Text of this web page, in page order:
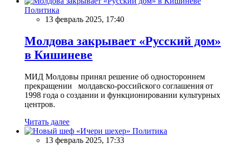
Политика
13 февраль 2025, 17:40
Молдова закрывает «Русский дом»
в Кишиневе
МИД Молдовы принял решение об одностороннем
прекращении молдавско-российского соглашения от
1998 года о создании и функционировании культурных
центров.
Читать далее
Политика
13 февраль 2025, 17:33